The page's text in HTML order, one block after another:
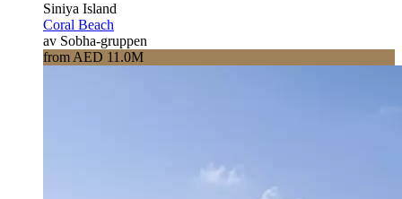
Siniya Island
Coral Beach
av Sobha-gruppen
from AED 11.0M